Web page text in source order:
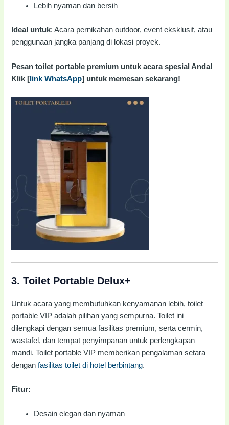
Lebih nyaman dan bersih
Ideal untuk: Acara pernikahan outdoor, event eksklusif, atau
penggunaan jangka panjang di lokasi proyek.
Pesan toilet portable premium untuk acara spesial Anda!
Klik [link WhatsApp] untuk memesan sekarang!
3.Toilet Portable Delux+
Untuk acara yang membutuhkan kenyamanan lebih, toilet
portable VIP adalah pilihan yang sempurna. Toilet ini
dilengkapi dengan semua fasilitas premium, serta cermin,
wastafel, dan tempat penyimpanan untuk perlengkapan
mandi. Toilet portable VIP memberikan pengalaman setara
denganfasilitas toilet di hotel berbintang.
Fitur:
Desain elegan dan nyaman